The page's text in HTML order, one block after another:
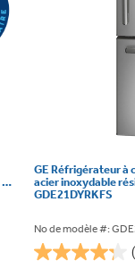
-
GE Réfrigérateur à
acier inoxydable
GDE21DYRKFS
No de modèle #:
4.3